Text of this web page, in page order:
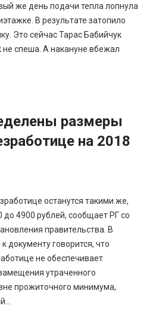
же день подачи тепла лопнула
В результате затопило
Это сейчас Тарас Бабийчук
спеша. А накануне вбежал
размеры
на 2018
останутся такими же,
до 4900 рублей, сообщает РГ со
правительства. В
документу говорится, что
не обеспечивает
утраченного
прожиточного минимума,